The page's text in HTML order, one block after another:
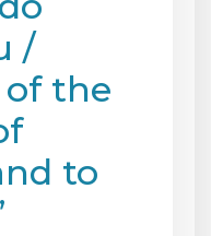
/
the
to